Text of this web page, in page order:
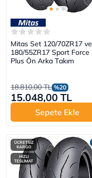
Mitas Set 120/70ZR17 ve
180/55ZR17 Sport Force
Plus Ön Arka Takım
18.810,00 TL %20
15.048,00 TL
Sepete Ekle
ÜCRETSİZ
KARGO
HIZLI
TESLİMAT